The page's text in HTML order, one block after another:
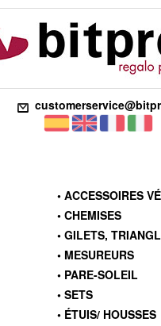
• ACCESSOIRES
• CHEMISES
• GILETS,
• MESUREURS
• PARE-SOLEIL
• SETS
• ÉTUIS/ HOUSSES